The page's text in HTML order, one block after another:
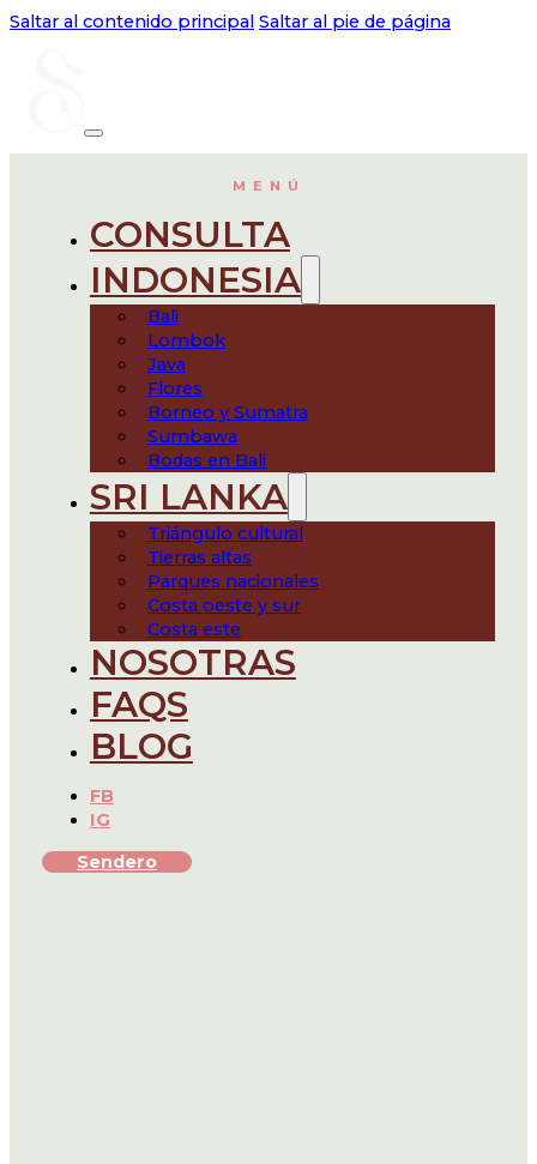
Saltar al contenido principal Saltar al pie de página
MENÚ
CONSULTA
INDONESIA
Bali
Lombok
Java
Flores
Borneo y Sumatra
Sumbawa
Bodas en Bali
SRI LANKA
Triángulo cultural
Tierras altas
Parques nacionales
Costa oeste y sur
Costa este
NOSOTRAS
FAQS
BLOG
FB
IG
Sendero